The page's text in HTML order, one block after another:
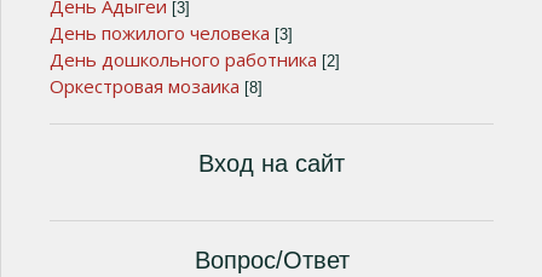
День Адыгеи [3]
День пожилого человека [3]
День дошкольного работника [2]
Оркестровая мозаика [8]
Вход на сайт
Вопрос/Ответ